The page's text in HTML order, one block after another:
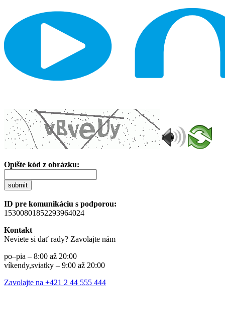
Opíšte kód z obrázku:
submit
ID pre komunikáciu s podporou:
15300801852293964024
Kontakt
Neviete si dať rady? Zavolajte nám
po–pia – 8:00 až 20:00
víkendy,sviatky – 9:00 až 20:00
Zavolajte na +421 2 44 555 444